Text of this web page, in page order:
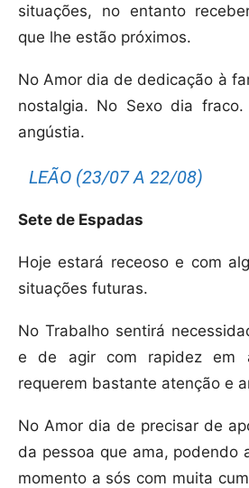
situações, no entanto
que lhe estão próximos.
No Amor dia de dedicação à
nostalgia. No Sexo dia
angústia.
LEÃO (23/07 A 22/08)
Sete de Espadas
Hoje estará receoso e com
situações futuras.
No Trabalho sentirá
e de agir com rapidez em
requerem bastante atenção e
No Amor dia de precisar de
da pessoa que ama, podendo
momento a sós com muita